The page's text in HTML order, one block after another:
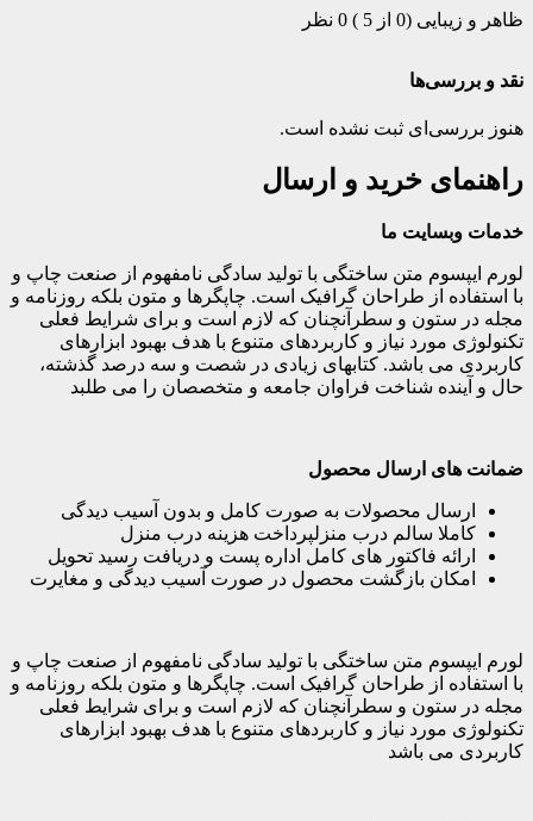
ظاهر و زیبایی (0 از 5 ) 0 نظر
نقد و بررسی‌ها
هنوز بررسی‌ای ثبت نشده است.
راهنمای خرید و ارسال
خدمات وبسایت ما
لورم ایپسوم متن ساختگی با تولید سادگی نامفهوم از صنعت چاپ و
با استفاده از طراحان گرافیک است. چاپگرها و متون بلکه روزنامه و
مجله در ستون و سطرآنچنان که لازم است و برای شرایط فعلی
تکنولوژی مورد نیاز و کاربردهای متنوع با هدف بهبود ابزارهای
کاربردی می باشد. کتابهای زیادی در شصت و سه درصد گذشته،
حال و آینده شناخت فراوان جامعه و متخصصان را می طلبد
ضمانت های ارسال محصول
ارسال محصولات به صورت کامل و بدون آسیب دیدگی
کاملا سالم درب منزلپرداخت هزینه درب منزل
ارائه فاکتور های کامل اداره پست و دریافت رسید تحویل
امکان بازگشت محصول در صورت آسیب دیدگی و مغایرت
لورم ایپسوم متن ساختگی با تولید سادگی نامفهوم از صنعت چاپ و
با استفاده از طراحان گرافیک است. چاپگرها و متون بلکه روزنامه و
مجله در ستون و سطرآنچنان که لازم است و برای شرایط فعلی
تکنولوژی مورد نیاز و کاربردهای متنوع با هدف بهبود ابزارهای
کاربردی می باشد